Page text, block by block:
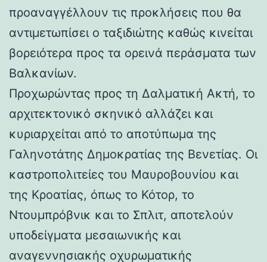
προαναγγέλλουν τις προκλήσεις που θα
αντιμετωπίσει ο ταξιδιώτης καθώς κινείται
βορειότερα προς τα ορεινά περάσματα των
Βαλκανίων.
Προχωρώντας προς τη Δαλματική Ακτή, το
αρχιτεκτονικό σκηνικό αλλάζει και
κυριαρχείται από το αποτύπωμα της
Γαληνοτάτης Δημοκρατίας της Βενετίας. Οι
καστροπολιτείες του Μαυροβουνίου και
της Κροατίας, όπως το Κότορ, το
Ντουμπρόβνικ και το Σπλιτ, αποτελούν
υποδείγματα μεσαιωνικής και
αναγεννησιακής οχυρωματικής